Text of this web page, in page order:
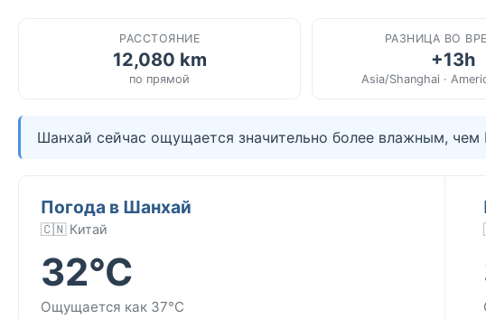
РАССТОЯНИЕ
12,080 km
по прямой
РАЗНИЦА ВО
+13h
Asia/Shanghai ·
Шанхай сейчас ощущается значительно более влажным, чем
Погода в Шанхай
🇨🇳 Китай
32°C
Ощущается как 37°C